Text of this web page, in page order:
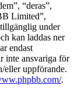
“deras”,
Limited”,
under
kan laddas ner
endast
inte ansvariga för
eller uppförande.
.